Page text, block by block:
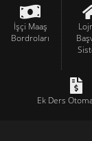
İşçi Maaş
Bordroları
Ek Ders